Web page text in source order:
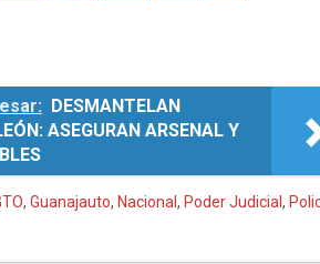
DESMANTELAN
ASEGURAN ARSENAL Y
, Guanajauto, Nacional , Poder Judicial ,